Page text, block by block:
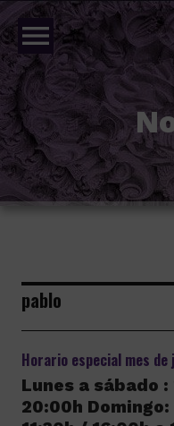
menu
pablo
Horario especial mes
Lunes a sábado :
20:00h Domingo: